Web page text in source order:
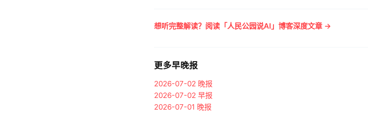
想听完整解读？阅读「人民公园说AI」博客深度文章 →
更多早晚报
2026-07-02 晚报
2026-07-02 早报
2026-07-01 晚报